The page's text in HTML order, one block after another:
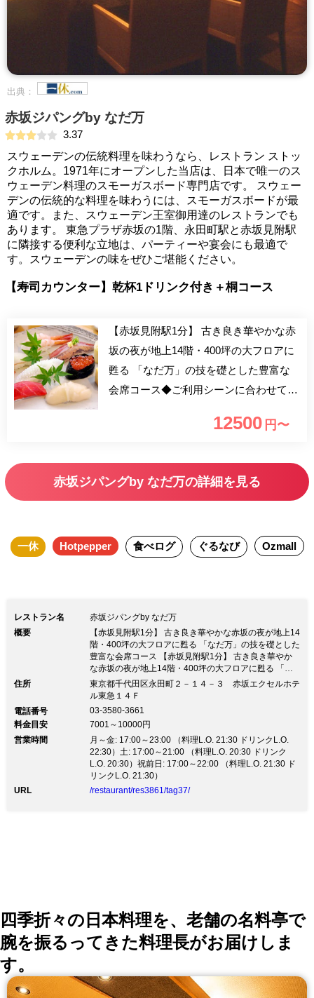
出典：
赤坂ジパングby なだ万
3.37
スウェーデンの伝統料理を味わうなら、レストラン ストッ
クホルム。1971年にオープンした当店は、日本で唯一のス
ウェーデン料理のスモーガスボード専門店です。 スウェー
デンの伝統的な料理を味わうには、スモーガスボードが最
適です。また、スウェーデン王室御用達のレストランでも
あります。 東急プラザ赤坂の1階、永田町駅と赤坂見附駅
に隣接する便利な立地は、パーティーや宴会にも最適で
す。スウェーデンの味をぜひご堪能ください。
【寿司カウンター】乾杯1ドリンク付き＋桐コース
【赤坂見附駅1分】 古き良き華やかな赤
坂の夜が地上14階・400坪の大フロアに
甦る 「なだ万」の技を礎とした豊富な
会席コース◆ご利用シーンに合わせて選
をイメージした趣ある掘りごたつ＆テー
ラウンジ…真紅のフロアとソファが織り
案内についてのお知らせです】 隣のお
対面のお席をご希望のお客様にはアクリ
ルパネルの設置など徹底した安全対策を
行なっております。 お客様には安心し
てご利用頂けますよう、ご理解とご協力
をよろしくお願い致します。
12500 円〜
赤坂ジパングby なだ万の詳細を見る
一休 Hotpepper 食べログ ぐるなび Ozmall
レストラン名
赤坂ジパングby なだ万
概要
【赤坂見附駅1分】 古き良き華やかな赤坂の夜が地上14
階・400坪の大フロアに甦る 「なだ万」の技を礎とした
豊富な会席コース 【赤坂見附駅1分】 古き良き華やか
な赤坂の夜が地上14階・400坪の大フロアに甦る 「な
だ万」の技を礎とした豊富な会席コース◆ご利用シーン
に合わせて選べる3つのエリア 半個室エリア…枯山水を
ング …地上14階から赤坂の街を見下ろす好ロケーショ
ン バーラウンジ…真紅のフロアとソファが織りなす非
日常の癒し空間 【新型コロナウイルス感染拡大防止の
ため、お席へのご案内についてのお知らせです】 隣の
お客様との一定の距離を空け、通常よりも席数を減らし
ております。 窓際のお席は横並びでのご案内をしてお
りますが、 対面のお席をご希望のお客様にはアクリル
住所
東京都千代田区永田町２－１４－３ 赤坂エクセルホテ
ル東急１４Ｆ
電話番号
03-3580-3661
料金目安
7001～10000円
営業時間
月～金: 17:00～23:00 （料理L.O. 21:30 ドリンクL.O.
22:30）土: 17:00～21:00 （料理L.O. 20:30 ドリンク
L.O. 20:30）祝前日: 17:00～22:00 （料理L.O. 21:30 ド
リンクL.O. 21:30）
URL
/restaurant/res3861/tag37/
四季折々の日本料理を、老舗の名料亭で
腕を振るってきた料理長がお届けしま
す。